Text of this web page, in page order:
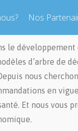
Nos
le
d’arbre de
nous
en
Et nous vous